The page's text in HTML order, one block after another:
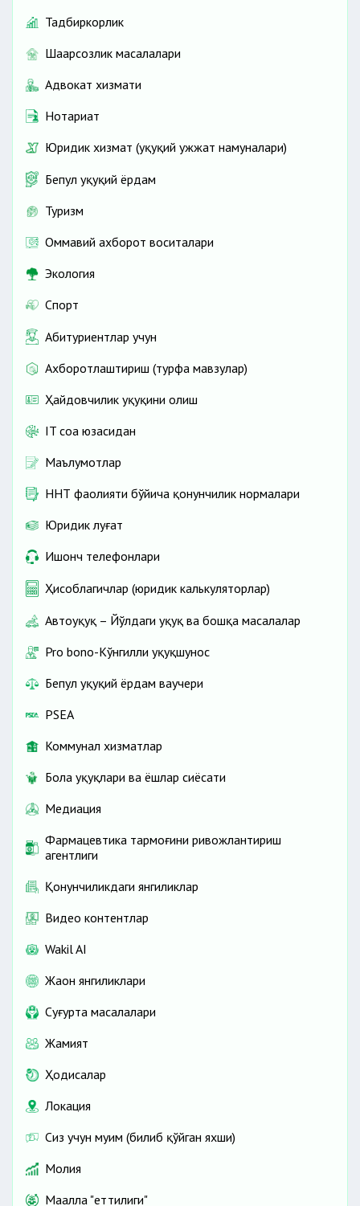
Тадбиркорлик
Шаҳарсозлик масалалари
Адвокат хизмати
Нотариат
Юридик хизмат (ҳуқуқий ҳужжат намуналари)
Бепул ҳуқуқий ёрдам
Туризм
Оммавий ахборот воситалари
Экология
Спорт
Абитуриентлар учун
Ахборотлаштириш (турфа мавзулар)
Ҳайдовчилик ҳуқуқини олиш
IT соҳа юзасидан
Маълумотлар
ННТ фаолияти бўйича қонунчилик нормалари
Юридик луғат
Ишонч телефонлари
Ҳисоблагичлар (юридик калькуляторлар)
Автоҳуқуқ – Йўлдаги ҳуқуқ ва бошқа масалалар
Pro bono-Кўнгилли ҳуқуқшунос
Бепул ҳуқуқий ёрдам ваучери
PSEA
Коммунал хизматлар
Бола ҳуқуқлари ва ёшлар сиёсати
Медиация
Фармацевтика тармоғини ривожлантириш
агентлиги
Қонунчиликдаги янгиликлар
Видео контентлар
Wakil AI
Жаҳон янгиликлари
Cуғурта масалалари
Жамият
Ҳодисалар
Локация
Сиз учун муҳим (билиб қўйган яхши)
Молия
Маҳалла "еттилиги"